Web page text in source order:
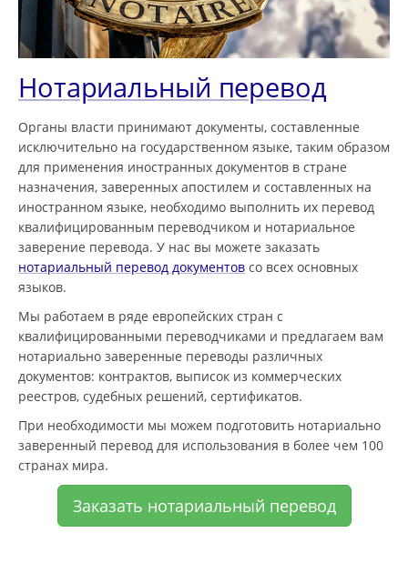
Нотариальный перевод
Органы власти принимают документы, составленные
исключительно на государственном языке, таким образом
для применения иностранных документов в стране
назначения, заверенных апостилем и составленных на
иностранном языке, необходимо выполнить их перевод
квалифицированным переводчиком и нотариальное
заверение перевода. У нас вы можете заказать
нотариальный перевод документов со всех основных
языков.
Мы работаем в ряде европейских стран с
квалифицированными переводчиками и предлагаем вам
нотариально заверенные переводы различных
документов: контрактов, выписок из коммерческих
реестров, судебных решений, сертификатов.
При необходимости мы можем подготовить нотариально
заверенный перевод для использования в более чем 100
странах мира.
Заказать нотариальный перевод